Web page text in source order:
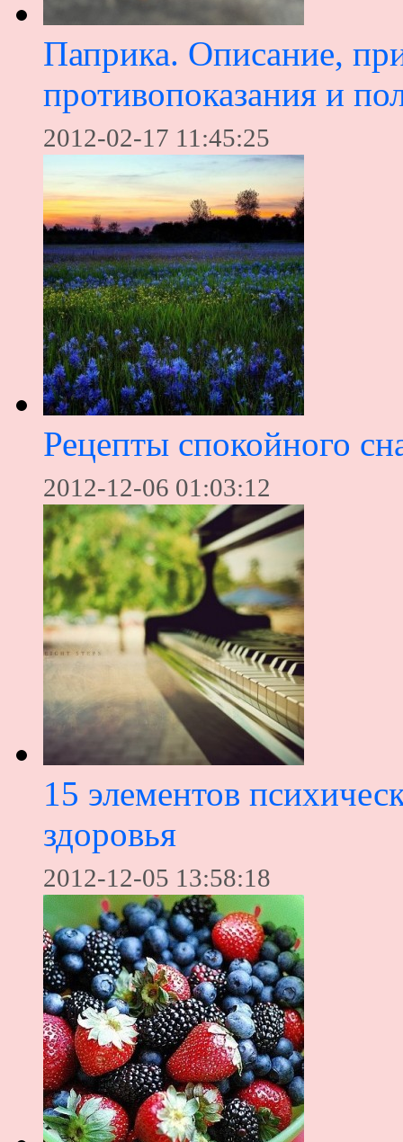
Паприка. Описание,
противопоказания и
2012-02-17 11:45:25
Рецепты спокойного
2012-12-06 01:03:12
15 элементов
здоровья
2012-12-05 13:58:18